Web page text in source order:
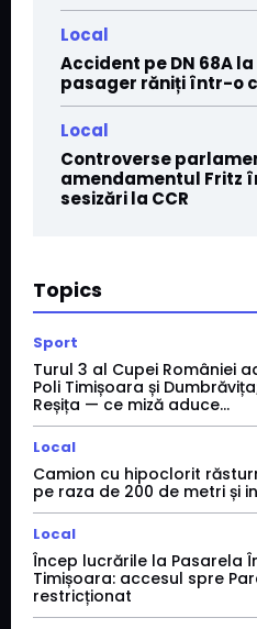
Local
Accident pe DN 68A
pasager răniți într-o
Local
Controverse
amendamentul Fritz
sesizări la CCR
Topics
Sport
Turul 3 al Cupei României
Poli Timișoara și
Reșița — ce miză aduce...
Local
Camion cu hipoclorit
pe raza de 200 de metri și
Local
Încep lucrările la Pasarela
Timișoara: accesul spre
restricționat